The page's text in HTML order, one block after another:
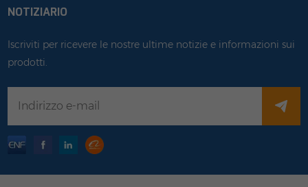
NOTIZIARIO
Iscriviti per ricevere le nostre ultime notizie e informazioni sui
prodotti.